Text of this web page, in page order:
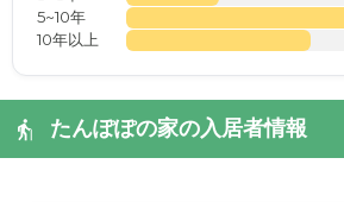
5~10年
10年以上
たんぽぽの家の入居者情報